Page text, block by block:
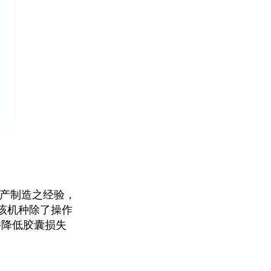
制造之经验，
机种除了操作
低胶囊损失